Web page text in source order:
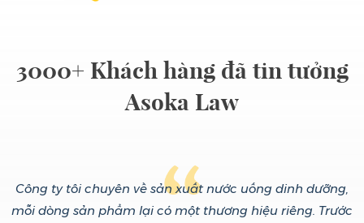
3000+ Khách hàng đã tin tưởng
Asoka Law
Công ty tôi chuyên về sản xuất nước uống dinh dưỡng,
mỗi dòng sản phẩm lại có một thương hiệu riêng. Trước